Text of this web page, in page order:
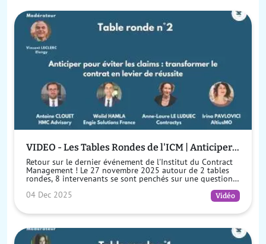
VIDEO - Les Tables Rondes de l'ICM | Anticiper
pour éviter les claims : transformer le contrat
en levier de réussite
Retour sur le dernier événement de l'Institut du Contract
Management ! Le 27 novembre 2025 autour de 2 tables
rondes, 8 intervenants se sont penchés sur une question
04 Dec 2025 Vidéo